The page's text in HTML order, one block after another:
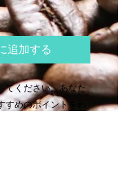
追加する
てください。あなた
めのポイントをわ